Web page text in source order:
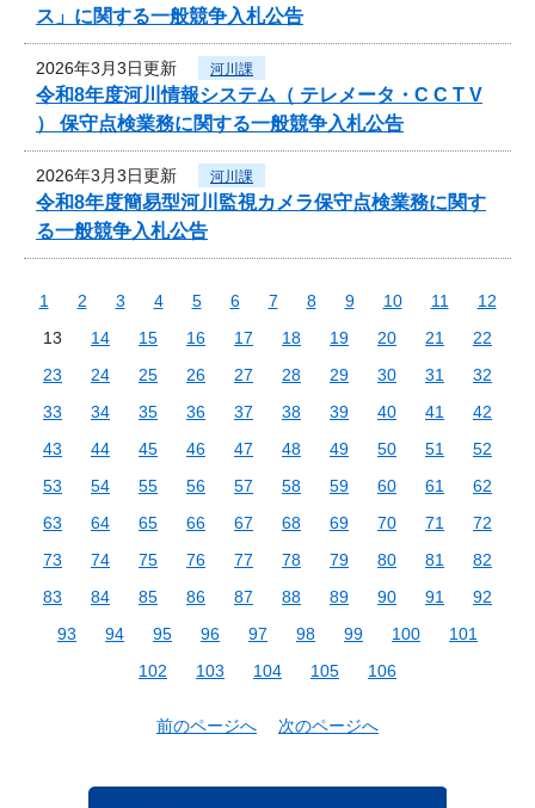
ス」に関する一般競争入札公告
2026年3月3日更新 河川課
令和8年度河川情報システム（ テレメータ・C C T V
） 保守点検業務に関する一般競争入札公告
2026年3月3日更新 河川課
令和8年度簡易型河川監視カメラ保守点検業務に関す
る一般競争入札公告
1 2 3 4 5 6 7 8 9 10 11
12
13
14 15 16 17 18 19 20 21
22
23
24 25 26 27 28 29 30 31
32
33
34 35 36 37 38 39 40 41
42
43
44 45 46 47 48 49 50 51
52
53
54 55 56 57 58 59 60 61
62
63
64 65 66 67 68 69 70 71
72
73
74 75 76 77 78 79 80 81
82
83
84 85 86 87 88 89 90 91
92
93
94 95 96 97 98 99 100
101
102
103 104 105 106
前のページへ 次のページへ